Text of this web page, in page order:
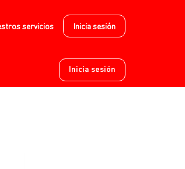
servicios Inicia sesión
Inicia sesión